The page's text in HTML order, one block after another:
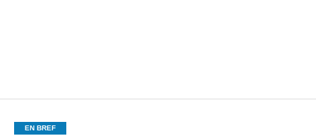
EN BREF